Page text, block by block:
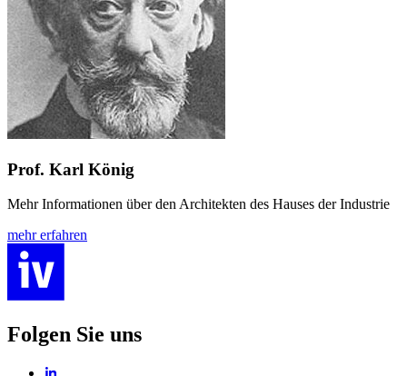
Prof. Karl König
Mehr Informationen über den Architekten des Hauses der Industrie
mehr erfahren
Folgen Sie uns